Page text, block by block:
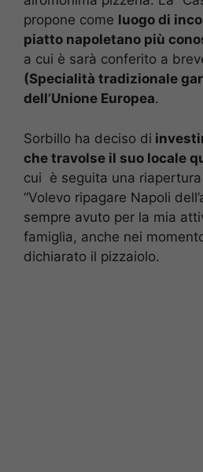
propone come luogo di
piatto napoletano più
a cui è sarà conferito a
(Specialità tradizionale
dell’Unione Europea.
Sorbillo ha deciso di
che travolse il suo locale
cui è seguita una
“Volevo ripagare Napoli
sempre avuto per la mia
famiglia, anche nei
dichiarato il pizzaiolo.